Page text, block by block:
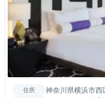
住所 神奈川県横浜市